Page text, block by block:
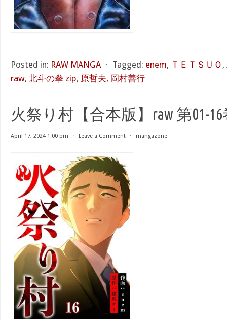
Posted in: RAW MANGA ⋅ Tagged: enem, ＴＥＴＳＵＯ ,
raw, 北斗の拳 zip, 原哲夫, 岡村善行
火祭り村【合本版】raw 第01-16
April 17, 2024 1:00 pm ⋅ Leave a Comment ⋅ mangazone